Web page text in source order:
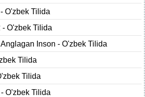
O'zbek Tilida
O'zbek Tilida
Inson - O'zbek Tilida
Tilida
Tilida
O'zbek Tilida